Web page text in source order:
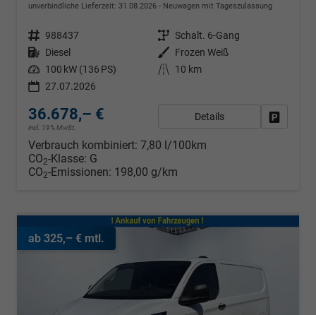
unverbindliche Lieferzeit: 31.08.2026 Neuwagen mit Tageszulassung
Fahrzeugnr. 988437 Getriebe Schalt. 6-Gang
Kraftstoff Diesel Außenfarbe
Frozen Weiß
Leistung 100 kW (136 PS) Kilometerstand
10 km
27.07.2026
36.678,– €
incl. 19% MwSt.
Details
Verbrauch kombiniert: 7,80 l/100km
CO2-Klasse: G
CO2-Emissionen: 198,00 g/km
ab 325,– € mtl.